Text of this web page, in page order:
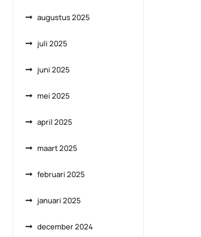
augustus 2025
juli 2025
juni 2025
mei 2025
april 2025
maart 2025
februari 2025
januari 2025
december 2024